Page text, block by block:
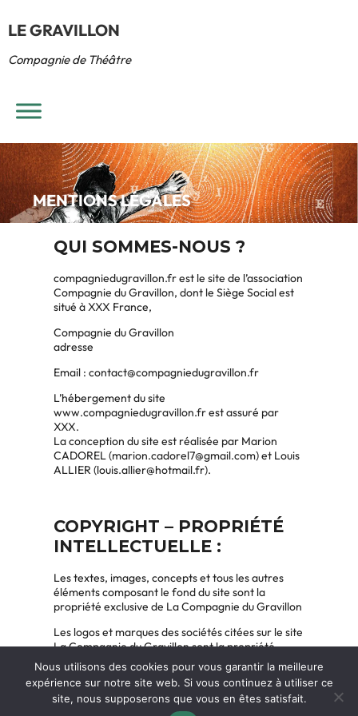
LE GRAVILLON
Compagnie de Théâtre
MENTIONS LÉGALES
QUI SOMMES-NOUS ?
compagniedugravillon.fr est le site de l’association
Compagnie du Gravillon, dont le Siège Social est
situé à XXX France,
Compagnie du Gravillon
adresse
Email :contact@compagniedugravillon.fr
L’hébergement du site
www.compagniedugravillon.fr est assuré par
XXX.
La conception du site est réalisée par Marion
CADOREL (marion.cadorel7@gmail.com) et Louis
ALLIER (louis.allier@hotmail.fr).
COPYRIGHT – PROPRIÉTÉ
INTELLECTUELLE :
Les textes, images, concepts et tous les autres
éléments composant le fond du site sont la
propriété exclusive de La Compagnie du Gravillon
Les logos et marques des sociétés citées sur le site
La Compagnie du Gravillon sont la propriété
exclusive de leurs auteurs respectifs.
Nous utilisons des cookies pour vous garantir la meilleure
expérience sur notre site web. Si vous continuez à utiliser ce
site, nous supposerons que vous en êtes satisfait.